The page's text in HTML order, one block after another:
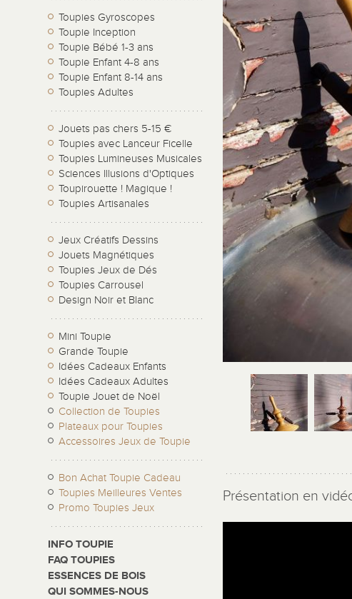
Toupies Gyroscopes
Toupie Inception
Toupie Bébé 1-3 ans
Toupie Enfant 4-8 ans
Toupie Enfant 8-14 ans
Toupies Adultes
Jouets pas chers 5-15 €
Toupies avec Lanceur Ficelle
Toupies Lumineuses Musicales
Sciences Illusions d'Optiques
Toupirouette ! Magique !
Toupies Artisanales
Jeux Créatifs Dessins
Jouets Magnétiques
Toupies Jeux de Dés
Toupies Carrousel
Design Noir et Blanc
Mini Toupie
Grande Toupie
Idées Cadeaux Enfants
Idées Cadeaux Adultes
Toupie Jouet de Noël
Collection de Toupies
Plateaux pour Toupies
Accessoires Jeux de Toupie
Bon Achat Toupie Cadeau
Toupies Meilleures Ventes
Promo Toupies Jeux
INFO TOUPIE
FAQ TOUPIES
ESSENCES DE BOIS
QUI SOMMES-NOUS
Présentation en